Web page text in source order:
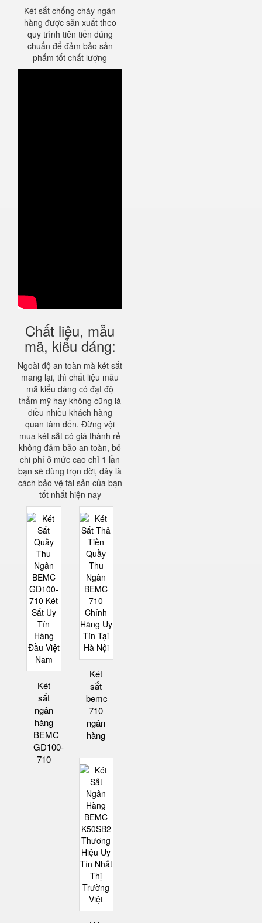
Két sắt chống cháy ngân
hàng được sản xuất theo
quy trình tiên tiến đúng
chuẩn để đảm bảo sản
phẩm tốt chất lượng
Chất liệu, mẫu
mã, kiểu dáng:
Ngoài độ an toàn mà két sắt
mang lại, thì chất liệu mẫu
mã kiểu dáng có đạt độ
thẩm mỹ hay không cũng là
điều nhiều khách hàng
quan tâm đến. Đừng vội
mua két sắt có giá thành rẻ
không đảm bảo an toàn, bỏ
chi phí ở mức cao chỉ 1 lần
bạn sẽ dùng trọn đời, đây là
cách bảo vệ tài sản của bạn
tốt nhất hiện nay
Két
sắt
ngân
hàng
BEMC
GD100-
710
Két
sắt
bemc
710
ngân
hàng